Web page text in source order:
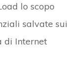
lo scopo
salvate sui
di Internet